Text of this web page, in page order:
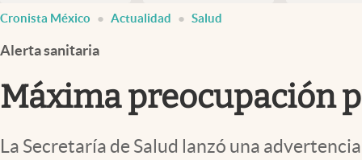
Opinión
Brand Strategy
Vida y estilo
Tv
Cronista México Actualidad Salud
Alerta sanitaria
Máxima preocupación
La Secretaría de Salud lanzó una